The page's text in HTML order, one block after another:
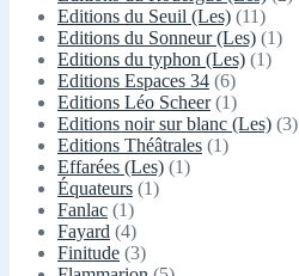
Editions du Seuil (Les) (11)
Editions du Sonneur (Les) (1)
Editions du typhon (Les) (1)
Editions Espaces 34 (6)
Editions Léo Scheer(1)
Editions noir sur blanc (Les) (3)
Editions Théâtrales (1)
Effarées (Les) (1)
Équateurs (1)
Fanlac (1)
Fayard (4)
Finitude (3)